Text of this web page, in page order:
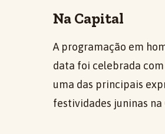
Na Capital
A programação em
data foi celebrada
uma das principais
festividades juninas na